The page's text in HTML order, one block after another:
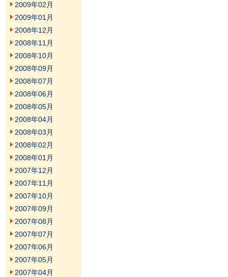
2009年02月
2009年01月
2008年12月
2008年11月
2008年10月
2008年09月
2008年07月
2008年06月
2008年05月
2008年04月
2008年03月
2008年02月
2008年01月
2007年12月
2007年11月
2007年10月
2007年09月
2007年08月
2007年07月
2007年06月
2007年05月
2007年04月